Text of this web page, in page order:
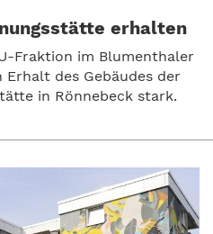
erhalten
Fraktion im Blumenthaler
des Gebäudes der
in Rönnebeck stark.